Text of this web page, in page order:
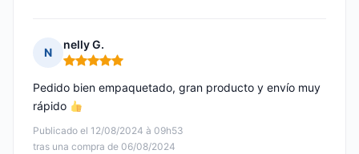
N
nelly G.
Nota: 5 de 5
Publicado el 12/08/2024 à 09h53
tras una compra de 06/08/2024
Pedido bien empaquetado, gran producto y envío muy
rápido